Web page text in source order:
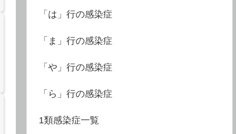
「は」行の感染症
「ま」行の感染症
「や」行の感染症
「ら」行の感染症
1類感染症一覧